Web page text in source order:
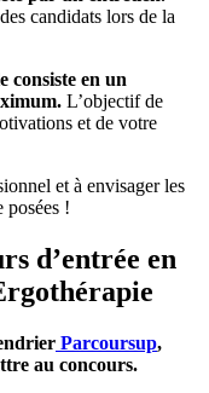
candidats lors de la
consiste en un
L’objectif de
et de votre
et à envisager les
posées !
d’entrée en
Parcoursup,
au concours.